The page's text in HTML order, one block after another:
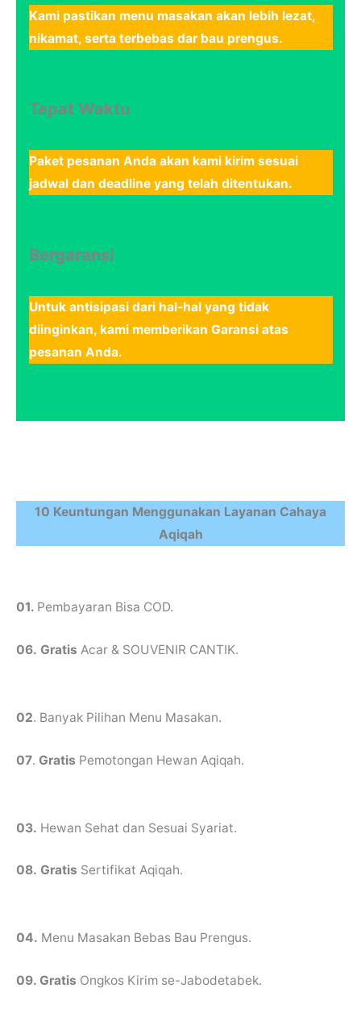
Kami pastikan menu masakan akan lebih lezat,
nikamat, serta terbebas dar bau prengus.
Tepat Waktu
Paket pesanan Anda akan kami kirim sesuai
jadwal dan deadline yang telah ditentukan.
Bergaransi
Untuk antisipasi dari hal-hal yang tidak
diinginkan, kami memberikan Garansi atas
pesanan Anda.
10 Keuntungan Menggunakan Layanan Cahaya
Aqiqah
01. Pembayaran Bisa COD.
06. Gratis Acar & SOUVENIR CANTIK.
02. Banyak Pilihan Menu Masakan.
07. Gratis Pemotongan Hewan Aqiqah.
03. Hewan Sehat dan Sesuai Syariat.
08. Gratis Sertifikat Aqiqah.
04. Menu Masakan Bebas Bau Prengus.
09. Gratis Ongkos Kirim se-Jabodetabek.